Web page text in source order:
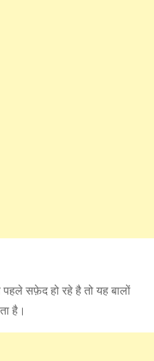
सफ़ेद हो रहे है तो यह बालों
है।